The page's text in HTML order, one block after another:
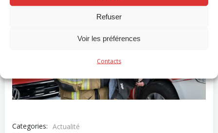
Refuser
Voir les préférences
Contacts
Categories: Actualité